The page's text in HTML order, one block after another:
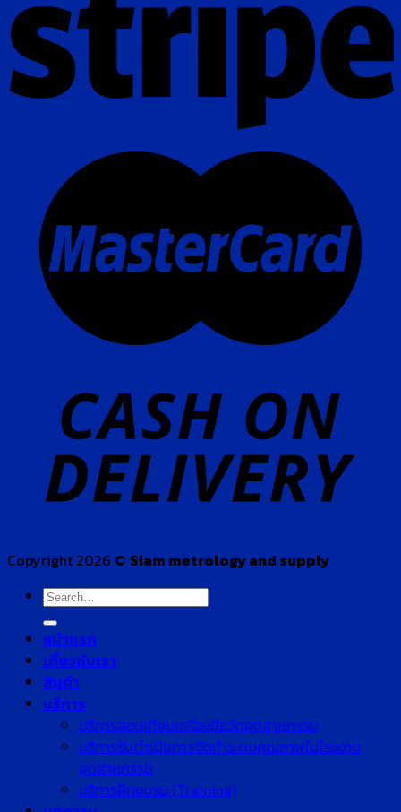
Copyright 2026 © Siam metrology and supply
Search
for:
หน้าแรก
เกี่ยวกับเรา
สินค้า
บริการ
บริการสอบเทียบเครื่องมือวัดอุตสาหกรรม
บริการรับดำเนินการจัดทำระบบคุณภาพในโรงงาน
อุตสาหกรรม
บริการฝึกอบรม (Training)